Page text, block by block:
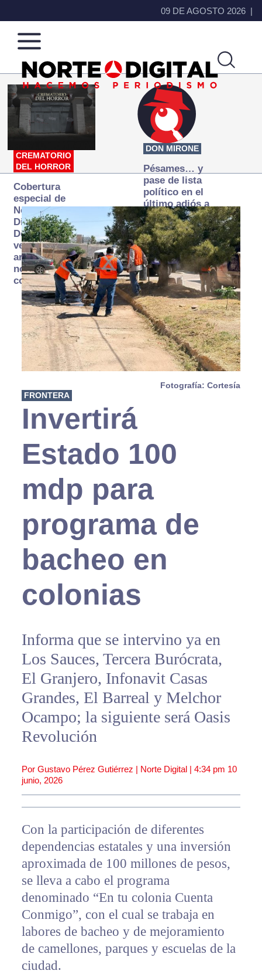
09 DE AGOSTO 2026
Norte
de
Ciudad
Más
que
noticias,
hacemos periodismo
CREMATORIO
DEL HORROR
Cobertura
especial de
Norte
Digital:
Donde la
verdad
arde… pero
no se
consume
DON MIRONE
Pésames… y
pase de lista
político en el
último adiós a
Papá Grande
Fotografía: Cortesía
FRONTERA
Invertirá
Estado 100
mdp para
programa de
bacheo en
colonias
Informa que se intervino ya en
Los Sauces, Tercera Burócrata,
El Granjero, Infonavit Casas
Grandes, El Barreal y Melchor
Ocampo; la siguiente será Oasis
Revolución
Por Gustavo Pérez Gutiérrez | Norte Digital | 4:34 pm 10
junio, 2026
Con la participación de diferentes
dependencias estatales y una inversión
aproximada de 100 millones de pesos,
se lleva a cabo el programa
denominado “En tu colonia Cuenta
Conmigo”, con el cual se trabaja en
labores de bacheo y de mejoramiento
de camellones, parques y escuelas de la
ciudad.